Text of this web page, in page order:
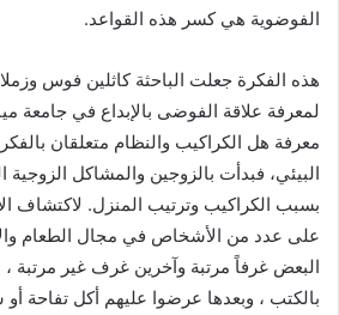
الفوضوية هي كسر هذه القواعد.
هذه الفكرة جعلت الباحثة كاثلين فوس
لمعرفة علاقة الفوضى بالإبداع في جامعة
معرفة هل الكراكيب والنظام متعلقان
البيئي، فبدأت بالزوجين والمشاكل
بسبب الكراكيب وترتيب المنزل. لاكتشاف
على عدد من الأشخاص في مجال الطعام
البعض غرفاً مرتبة وآخرين غرف غير مرتبة ،
بالكتب ، وبعدها عرضوا عليهم أكل تفاحة أو